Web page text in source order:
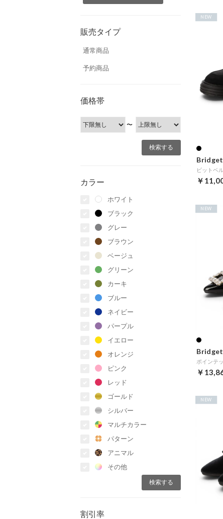
販売タイプ
通常商品
予約商品
価格帯
〜
カラー
ホワイト
ブラック
グレー
ブラウン
ベージュ
グリーン
カーキ
ブルー
ネイビー
パープル
イエロー
オレンジ
ピンク
レッド
ゴールド
シルバー
マルチカラー
パターン
アニマル
その他
割引率
NEW
￥
NEW
￥
NEW